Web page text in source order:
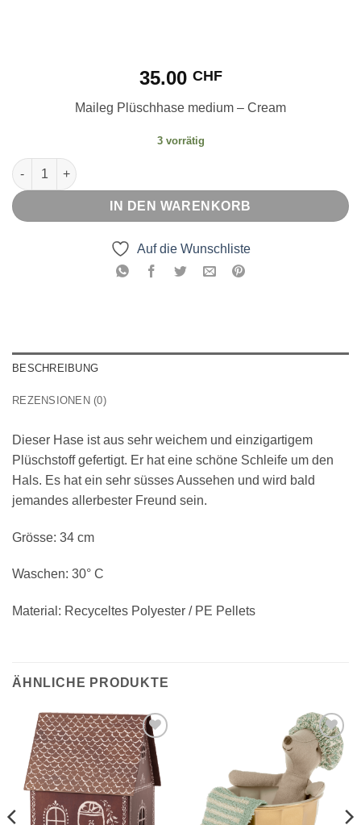
35.00 CHF
Maileg Plüschhase medium – Cream
3 vorrätig
Plüschhase medium - Cream Menge
IN DEN WARENKORB
Auf die Wunschliste
BESCHREIBUNG
REZENSIONEN (0)
Dieser Hase ist aus sehr weichem und einzigartigem
Plüschstoff gefertigt. Er hat eine schöne Schleife um den
Hals. Es hat ein sehr süsses Aussehen und wird bald
jemandes allerbester Freund sein.
Grösse: 34 cm
Waschen: 30° C
Material: Recyceltes Polyester / PE Pellets
ÄHNLICHE PRODUKTE
Auf die
Wunschliste
Auf die
Wunschliste